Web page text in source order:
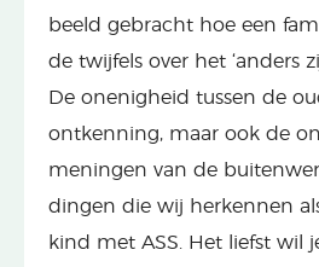
beeld gebracht hoe een
de twijfels over het ‘anders
De onenigheid tussen de
ontkenning, maar ook de
meningen van de
dingen die wij herkennen
kind met ASS. Het liefst wil